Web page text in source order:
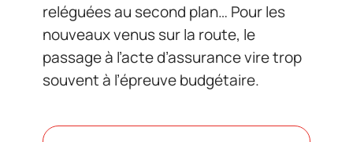
reléguées au second plan… Pour les
nouveaux venus sur la route, le
passage à l’acte d’assurance vire trop
souvent à l’épreuve budgétaire.